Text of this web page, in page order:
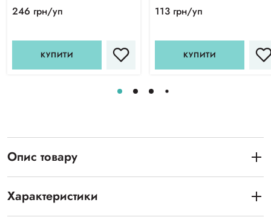
246 грн/уп
КУПИТИ
113 грн/уп
КУПИТИ
Опис товару
Характеристики